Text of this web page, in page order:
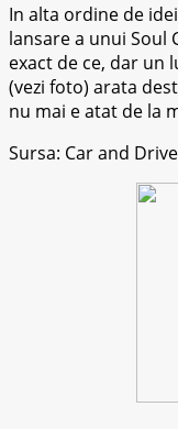
In alta ordine de
lansare a unui Soul
exact de ce, dar un
(vezi foto) arata
nu mai e atat de la
Sursa: Car and